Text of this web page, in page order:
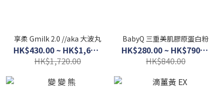
享柔 Gmilk 2.0 //aka 大波丸
HK$430.00 ~ HK$1,600.00
HK$1,720.00
BabyQ 三重美肌膠原蛋白粉
HK$280.00 ~ HK$790.00
HK$840.00